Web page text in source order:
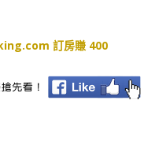
訂房賺 400